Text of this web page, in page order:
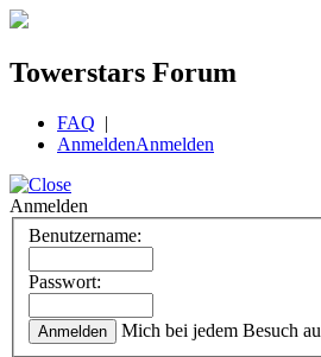
Towerstars Forum
FAQ |
AnmeldenAnmelden
Anmelden
Benutzername:
Passwort:
Mich bei jedem Besuch